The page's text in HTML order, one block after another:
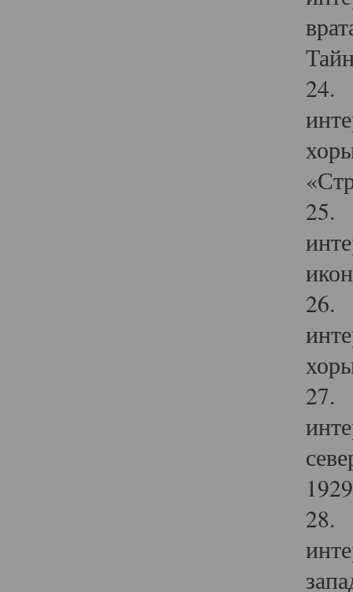
24.
25.
26.
27.
28.